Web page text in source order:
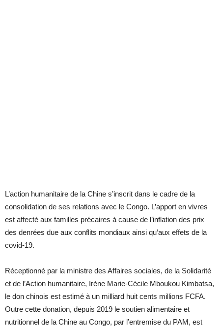
L’action humanitaire de la Chine s’inscrit dans le cadre de la
consolidation de ses relations avec le Congo. L’apport en vivres
est affecté aux familles précaires à cause de l’inflation des prix
des denrées due aux conflits mondiaux ainsi qu’aux effets de la
covid-19.
Réceptionné par la ministre des Affaires sociales, de la Solidarité
et de l’Action humanitaire, Irène Marie-Cécile Mboukou Kimbatsa,
le don chinois est estimé à un milliard huit cents millions FCFA.
Outre cette donation, depuis 2019 le soutien alimentaire et
nutritionnel de la Chine au Congo, par l’entremise du PAM, est